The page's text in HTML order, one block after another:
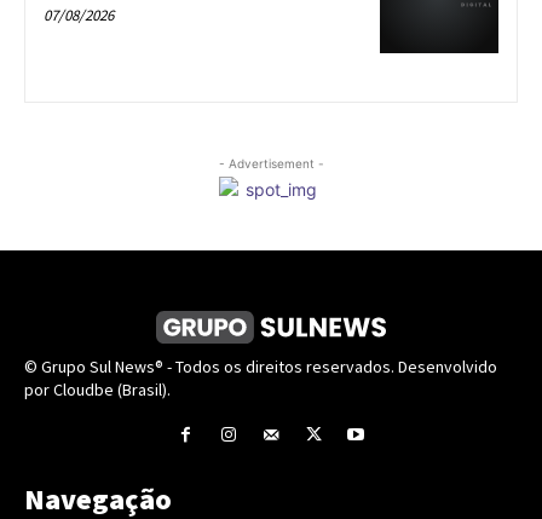
07/08/2026
- Advertisement -
© Grupo Sul News® - Todos os direitos reservados. Desenvolvido
por Cloudbe (Brasil).
Navegação